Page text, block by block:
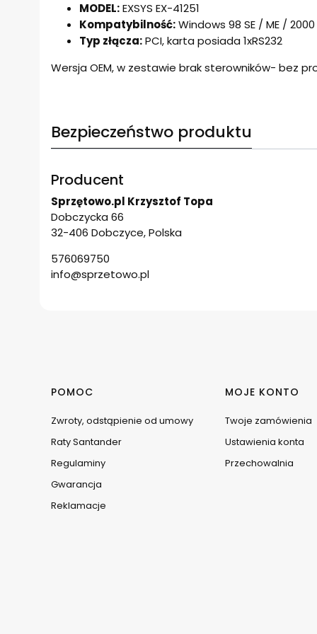
MODEL:EXSYS EX-41251
Kompatybilność:Windows 98 SE / ME /
Typ złącza:PCI, karta posiada 1xRS232
Wersja OEM, w zestawie brak sterowników- bez
Bezpieczeństwo produktu
Producent
Sprzętowo.pl Krzysztof Topa
Dobczycka 66
32-406 Dobczyce, Polska
576069750
info@sprzetowo.pl
Linki w stopce
POMOC
Zwroty, odstąpienie od umowy
Raty Santander
Regulaminy
Gwarancja
Reklamacje
MOJE KONTO
Twoje zamówienia
Ustawienia konta
Przechowalnia